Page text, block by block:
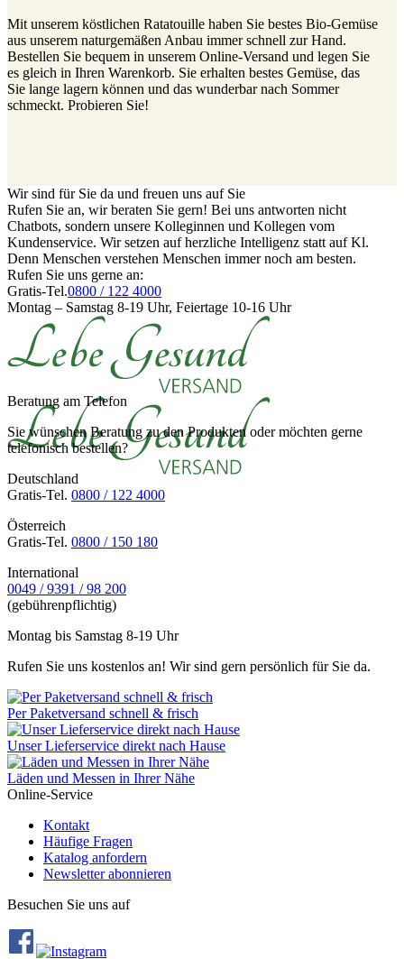
Mit unserem köstlichen Ratatouille haben Sie bestes Bio-Gemüse
aus unserem naturgemäßen Anbau immer schnell zur Hand.
Bestellen Sie bequem in unserem Online-Versand und legen Sie
es gleich in Ihren Warenkorb. Sie erhalten bestes Gemüse, das
Sie lange lagern können und das wunderbar nach Sommer
schmeckt. Probieren Sie!
Wir sind für Sie da und freuen uns auf Sie
Rufen Sie an, wir beraten Sie gern! Bei uns antworten nicht
Chatbots, sondern unsere Kolleginnen und Kollegen vom
Kundenservice. Wir setzen auf herzliche Intelligenz statt auf Kl.
Denn Menschen verstehen Menschen immer noch am besten.
Rufen Sie uns gerne an:
Gratis-Tel.0800 / 122 4000
Montag – Samstag 8-19 Uhr, Feiertage 10-16 Uhr
Beratung am Telefon
Sie wünschen Beratung zu den Produkten oder möchten gerne
telefonisch bestellen?
Deutschland
Gratis-Tel. 0800 / 122 4000
Österreich
Gratis-Tel. 0800 / 150 180
International
0049 / 9391 / 98 200
(gebührenpflichtig)
Montag bis Samstag 8-19 Uhr
Rufen Sie uns kostenlos an! Wir sind gern persönlich für Sie da.
Per Paketversand schnell & frisch
Unser Lieferservice direkt nach Hause
Läden und Messen in Ihrer Nähe
Online-Service
Kontakt
Häufige Fragen
Katalog anfordern
Newsletter abonnieren
Besuchen Sie uns auf